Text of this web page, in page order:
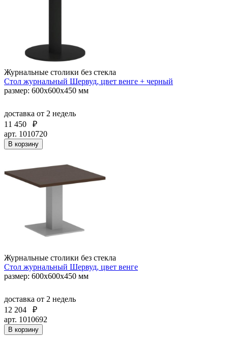
Журнальные столики без стекла
Стол журнальный Шервуд, цвет венге + черный
размер: 600х600х450 мм
доставка от 2 недель
11 450
₽
арт. 1010720
В корзину
Журнальные столики без стекла
Стол журнальный Шервуд, цвет венге
размер: 600х600х450 мм
доставка от 2 недель
12 204
₽
арт. 1010692
В корзину